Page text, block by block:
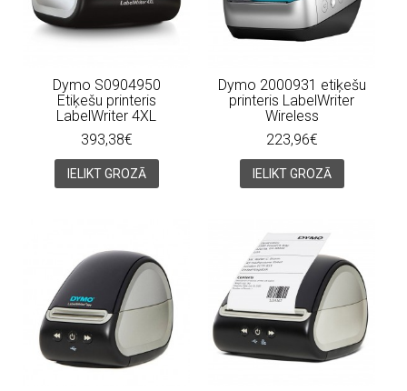
Dymo S0904950
Etiķešu printeris
LabelWriter 4XL
393,38€
IELIKT GROZĀ
Dymo 2000931 etiķešu
printeris LabelWriter
Wireless
223,96€
IELIKT GROZĀ